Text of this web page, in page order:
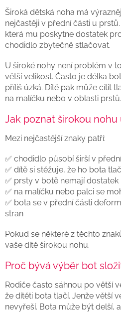
Široká dětská noha má
nejčastěji v přední části u
která mu poskytne dostatek
chodidlo zbytečně stlačovat.
U široké nohy není problém v
větší velikost. Často je délka
příliš úzká. Dítě pak může cítit
na malíčku nebo v oblasti prstů.
Jak poznat širokou nohu
Mezi nejčastější znaky patří:
✅ chodidlo působí širší v
✅ dítě si stěžuje, že ho bota
✅ prsty v botě nemají
✅ na malíčku nebo palci se
✅ bota se v přední části
stran
Pokud se některé z těchto
vaše dítě širokou nohu.
Proč bývá výběr bot
Rodiče často sáhnou po větší
že dítěti bota tlačí. Jenže větší
nevyřeší. Bota může být delší,